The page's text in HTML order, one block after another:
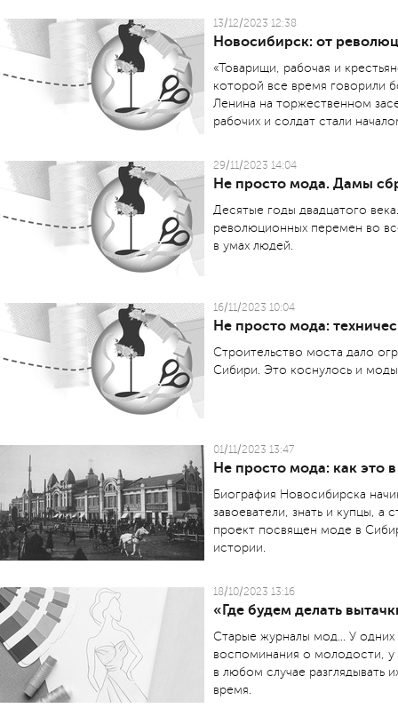
13/12/2023 12:38
Новосибирск: от
«Товарищи, рабочая и
которой все время говорили
Ленина на торжественном
рабочих и солдат стали
29/11/2023 14:04
Не просто мода. Дамы
Десятые годы двадцатого
революционных перемен во
в умах людей.
16/11/2023 10:04
Не просто мода:
Строительство моста дало
Сибири. Это коснулось и
01/11/2023 13:47
Не просто мода: как это
Биография Новосибирска
завоеватели, знать и купцы, а
проект посвящен моде в
истории.
18/10/2023 13:16
«Где будем делать
Старые журналы мод... У
воспоминания о молодости, у
в любом случае разглядывать
время.